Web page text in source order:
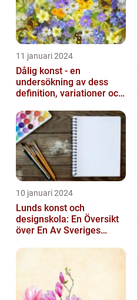
11 januari 2024
Dålig konst - en
undersökning av dess
definition, variationer och
10 januari 2024
Lunds konst och
designskola: En Översikt
över En Av Sveriges
Utbildningsanstalter inom